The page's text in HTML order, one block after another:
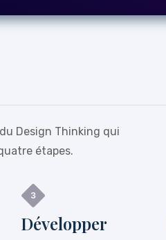
Design Thinking qui
étapes.
Développer